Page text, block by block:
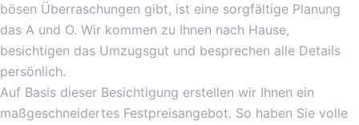
bösen Überraschungen gibt, ist eine sorgfältige Planung
das A und O. Wir kommen zu Ihnen nach Hause,
besichtigen das Umzugsgut und besprechen alle Details
persönlich.
Auf Basis dieser Besichtigung erstellen wir Ihnen ein
maßgeschneidertes Festpreisangebot. So haben Sie volle